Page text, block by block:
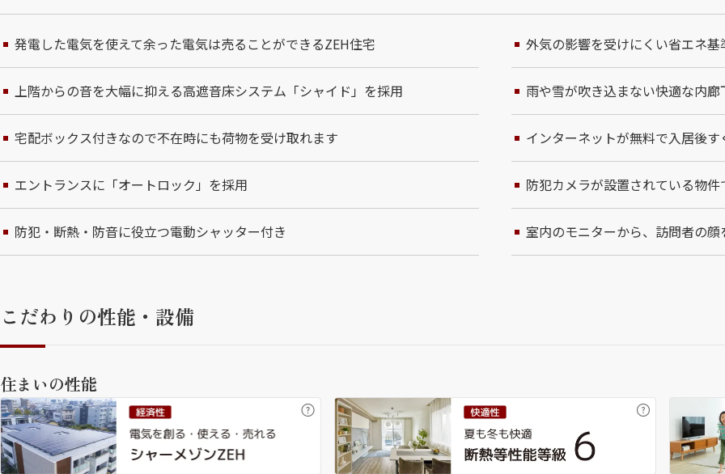
発電した電気を使えて余った電気は売ることができるZEH住宅 外気の影響を受けにくい省エネ
上階からの音を大幅に抑える高遮音床システム「シャイド」を採用 雨や雪が吹き込まない快適な内
宅配ボックス付きなので不在時にも荷物を受け取れます インターネットが無料で入居後
エントランスに「オートロック」を採用 防犯カメラが設置されている物件
防犯・断熱・防音に役立つ電動シャッター付き 室内のモニターから、訪問者の
こだわりの性能・設備
住まいの性能